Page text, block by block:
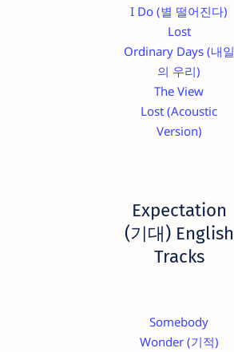
I Do (별 떨어진다)
Lost
Ordinary Days (내일
의 우리)
The View
Lost (Acoustic
Version)
Expectation
(기대) English
Tracks
Somebody
Wonder (기적)